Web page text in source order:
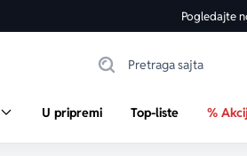
Pogledajte
U pripremi Top-liste %